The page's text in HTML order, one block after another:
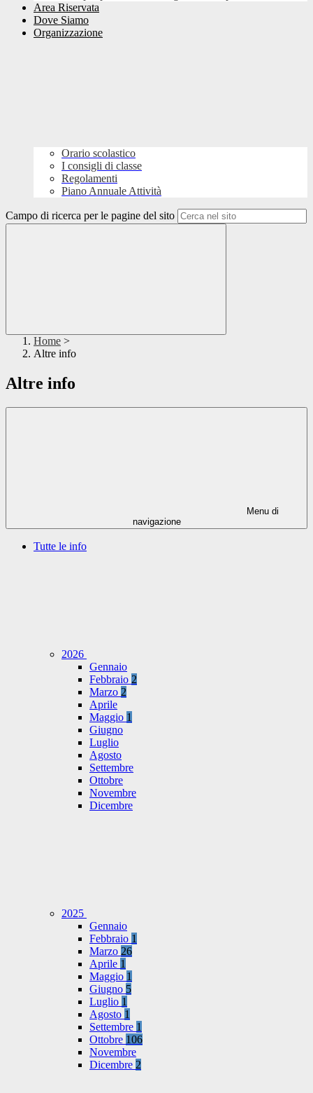
Area Riservata
Dove Siamo
Organizzazione
Orario scolastico
I consigli di classe
Regolamenti
Piano Annuale Attività
Campo di ricerca per le pagine del sito
Home >
Altre info
Altre info
Menu di
navigazione
Tutte le info
2026
Gennaio
Febbraio 2
Marzo 2
Aprile
Maggio 1
Giugno
Luglio
Agosto
Settembre
Ottobre
Novembre
Dicembre
2025
Gennaio
Febbraio 1
Marzo 26
Aprile 1
Maggio 1
Giugno 5
Luglio 1
Agosto 1
Settembre 1
Ottobre 106
Novembre
Dicembre 2